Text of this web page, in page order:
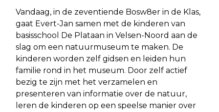
Vandaag, in de zeventiende Bosw8er in de Klas,
gaat Evert-Jan samen met de kinderen van
basisschool De Plataan in Velsen-Noord aan de
slag om een natuurmuseum te maken. De
kinderen worden zelf gidsen en leiden hun
familie rond in het museum. Door zelf actief
bezig te zijn met het verzamelen en
presenteren van informatie over de natuur,
leren de kinderen op een speelse manier over